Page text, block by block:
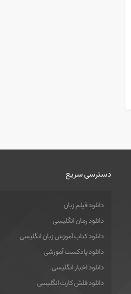
دسترسی سریع
دانلود فیلم زبان
دانلود رمان انگلیسی
دانلود کتاب آموزش زبان انگلیسی
دانلود پادکست آموزشی
دانلود اخبار انگلیسی
دانلود فلش کارت انگلیسی